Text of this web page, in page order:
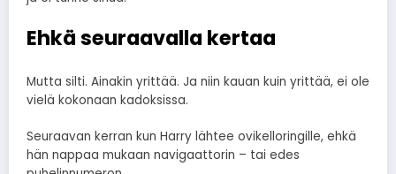
Ehkä seuraavalla kertaa
Mutta silti. Ainakin yrittää. Ja niin kauan kuin yrittää, ei ole
vielä kokonaan kadoksissa.
Seuraavan kerran kun Harry lähtee ovikelloringille, ehkä
hän nappaa mukaan navigaattorin – tai edes